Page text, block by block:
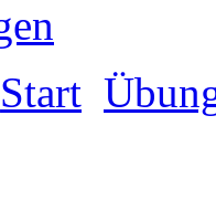
Start